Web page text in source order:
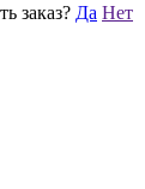
заказ? Да Нет